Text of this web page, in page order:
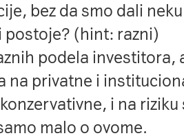
bez da smo dali
postoje? (hint: razni)
podela investitora,
na privatne i
i na
malo o ovome.